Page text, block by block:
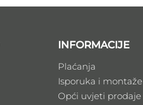
INFORMACIJE
Plaćanja
Isporuka i montaže
Opći uvjeti prodaje